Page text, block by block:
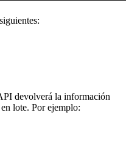
devolverá la información
lote. Por ejemplo: